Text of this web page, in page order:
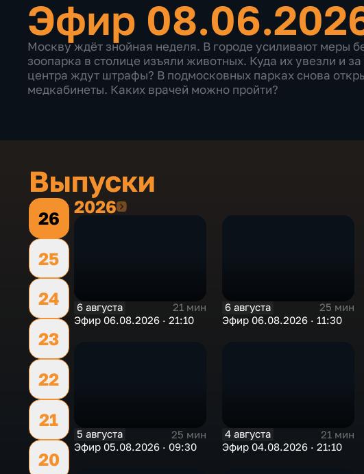
Эфир
Москву ждёт знойная неделя. В городе усиливают меры
зоопарка в столице изъяли животных. Куда их увезли и
центра ждут штрафы? В подмосковных парках снова
медкабинеты. Каких врачей можно пройти?
Выпуски
26
25
24
23
22
21
20
20262026
6 августа
21 мин
Эфир 06.08.2026 · 21:10
6 августа
25 мин
Эфир 06.08.2026 · 11:30
5 августа
25 мин
Эфир 05.08.2026 · 09:30
4 августа
21 мин
Эфир 04.08.2026 · 21:10